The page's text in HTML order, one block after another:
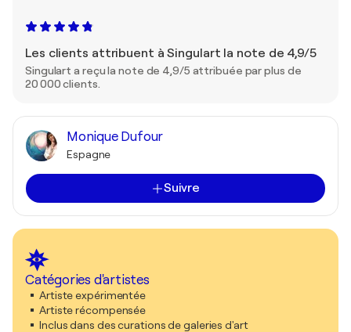
Les clients attribuent à Singulart la note de 4,9/5
Singulart a reçu la note de 4,9/5 attribuée par plus de
20 000 clients.
Monique Dufour
Espagne
Suivre
Catégories d'artistes
Artiste expérimentée
Artiste récompensée
Inclus dans des curations de galeries d'art